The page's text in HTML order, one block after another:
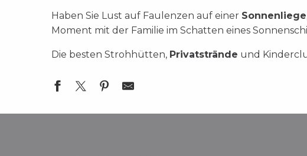
Haben Sie Lust auf Faulenzen auf einer Sonnenliege
Moment mit der Familie im Schatten eines
Die besten Strohhütten, Privatstrände und